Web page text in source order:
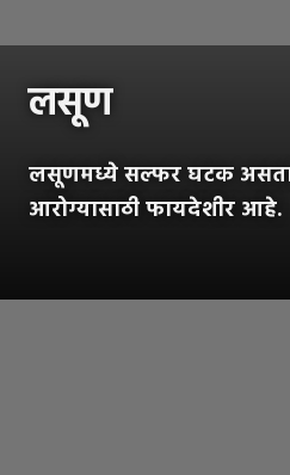
लसूण
लसूणमध्ये सल्फर घटक
आरोग्यासाठी फायदेशीर आहे.